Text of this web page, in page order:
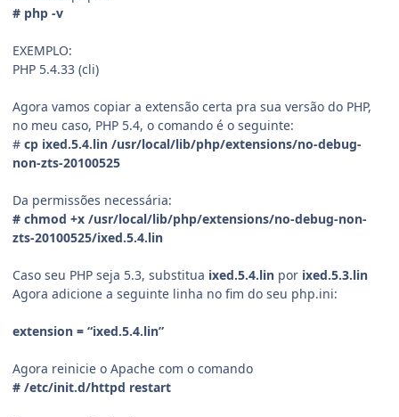
# php -v
EXEMPLO:
PHP 5.4.33 (cli)
Agora vamos copiar a extensão certa pra sua versão do PHP,
no meu caso, PHP 5.4, o comando é o seguinte:
# cp ixed.5.4.lin /usr/local/lib/php/extensions/no-debug-
non-zts-20100525
Da permissões necessária:
# chmod +x /usr/local/lib/php/extensions/no-debug-non-
zts-20100525/ixed.5.4.lin
Caso seu PHP seja 5.3, substitua ixed.5.4.lin por ixed.5.3.lin
Agora adicione a seguinte linha no fim do seu php.ini:
extension = “ixed.5.4.lin”
Agora reinicie o Apache com o comando
# /etc/init.d/httpd restart